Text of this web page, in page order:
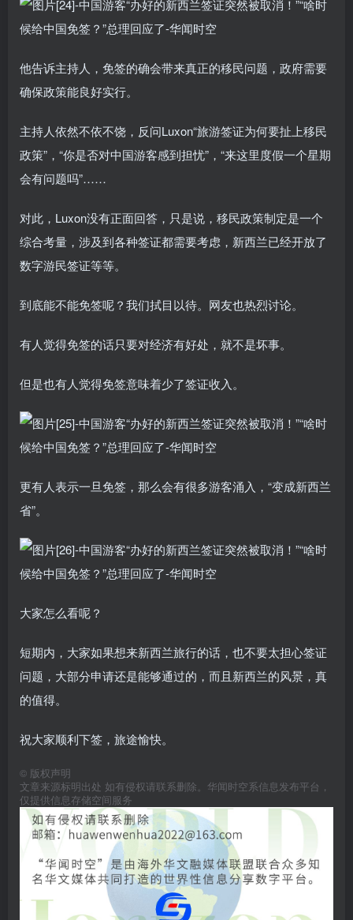
他告诉主持人，免签的确会带来真正的移民问题，政府需要
确保政策能良好实行。
主持人依然不依不饶，反问Luxon“旅游签证为何要扯上移民
政策”，“你是否对中国游客感到担忧”，“来这里度假一个星期
会有问题吗”……
对此，Luxon没有正面回答，只是说，移民政策制定是一个
综合考量，涉及到各种签证都需要考虑，新西兰已经开放了
数字游民签证等等。
到底能不能免签呢？我们拭目以待。网友也热烈讨论。
有人觉得免签的话只要对经济有好处，就不是坏事。
但是也有人觉得免签意味着少了签证收入。
更有人表示一旦免签，那么会有很多游客涌入，“变成新西兰
省”。
大家怎么看呢？
短期内，大家如果想来新西兰旅行的话，也不要太担心签证
问题，大部分申请还是能够通过的，而且新西兰的风景，真
的值得。
祝大家顺利下签，旅途愉快。
© 版权声明
文章来源标明出处 如有侵权请联系删除。华闻时空系信息发布平台，
仅提供信息存储空间服务